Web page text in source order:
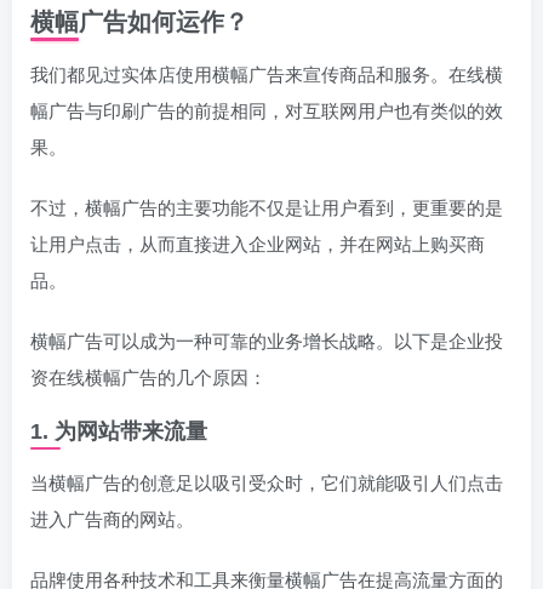
横幅广告如何运作？
我们都见过实体店使用横幅广告来宣传商品和服务。在线横
幅广告与印刷广告的前提相同，对互联网用户也有类似的效
果。
不过，横幅广告的主要功能不仅是让用户看到，更重要的是
让用户点击，从而直接进入企业网站，并在网站上购买商
品。
横幅广告可以成为一种可靠的业务增长战略。以下是企业投
资在线横幅广告的几个原因：
1. 为网站带来流量
当横幅广告的创意足以吸引受众时，它们就能吸引人们点击
进入广告商的网站。
品牌使用各种技术和工具来衡量横幅广告在提高流量方面的